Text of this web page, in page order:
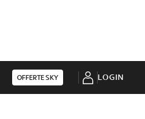
OFFERTE SKY LOGIN